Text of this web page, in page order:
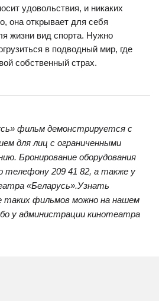
удовольствия, и никаких
она открывает для себя
жизни вид спорта. Нужно
в подводный мир, где
собственный страх.
фильм демонстрируется с
для лиц с ограниченными
Бронирование оборудования
телефону 209 41 82, а также у
«Беларусь».Узнать
таких фильмов можно на нашем
у администрации кинотеатра